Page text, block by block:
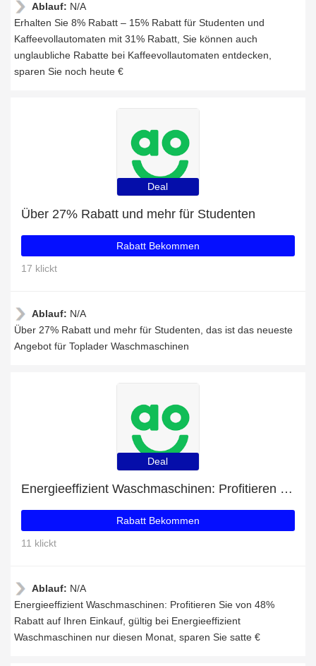
Ablauf: N/A
Erhalten Sie 8% Rabatt – 15% Rabatt für Studenten und
Kaffeevollautomaten mit 31% Rabatt, Sie können auch
unglaubliche Rabatte bei Kaffeevollautomaten entdecken,
sparen Sie noch heute €
Deal
Über 27% Rabatt und mehr für Studenten
Rabatt Bekommen
17 klickt
Ablauf: N/A
Über 27% Rabatt und mehr für Studenten, das ist das neueste
Angebot für Toplader Waschmaschinen
Deal
Energieeffizient Waschmaschinen: Profitieren Sie von 48% Rabatt auf Ihren Einkauf
Rabatt Bekommen
11 klickt
Ablauf: N/A
Energieeffizient Waschmaschinen: Profitieren Sie von 48%
Rabatt auf Ihren Einkauf, gültig bei Energieeffizient
Waschmaschinen nur diesen Monat, sparen Sie satte €